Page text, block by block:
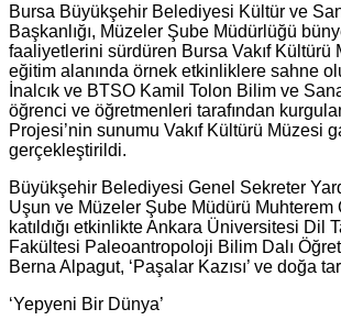
Bursa Büyükşehir Belediyesi Kültür ve
Başkanlığı, Müzeler Şube Müdürlüğü
faaliyetlerini sürdüren Bursa Vakıf Kültürü
eğitim alanında örnek etkinliklere sahne
İnalcık ve BTSO Kamil Tolon Bilim ve
öğrenci ve öğretmenleri tarafından
Projesi’nin sunumu Vakıf Kültürü Müzesi
gerçekleştirildi.
Büyükşehir Belediyesi Genel Sekreter
Uşun ve Müzeler Şube Müdürü Muhterem
katıldığı etkinlikte Ankara Üniversitesi Dil
Fakültesi Paleoantropoloji Bilim Dalı
Berna Alpagut, ‘Paşalar Kazısı’ ve doğa
‘Yepyeni Bir Dünya’